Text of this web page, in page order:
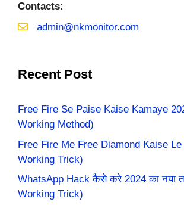
Contacts:
admin@nkmonitor.com
Recent Post
Free Fire Se Paise Kaise Kamaye
Working Method)
Free Fire Me Free Diamond Kaise
Working Trick)
WhatsApp Hack कैसे करे 2024 का नया
Working Trick)